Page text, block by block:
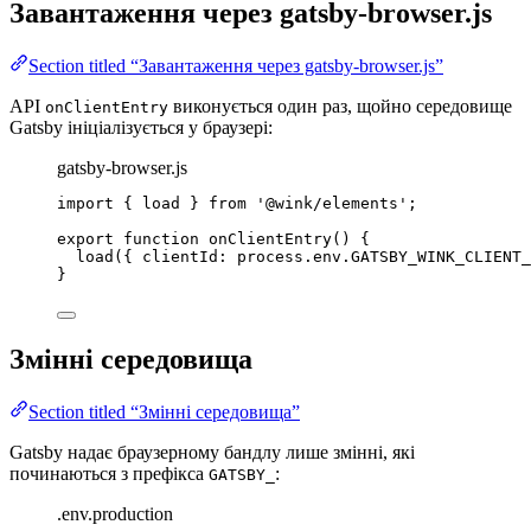
Завантаження через gatsby-browser.js
Section titled “Завантаження через gatsby-browser.js”
API onClientEntry виконується один раз, щойно середовище
Gatsby ініціалізується у браузері:
gatsby-browser.js
import { load } from ' @wink/elements ' ;
export
function onClientEntry()
{
load ({ clientId: process . env .
}
Змінні середовища
Section titled “Змінні середовища”
Gatsby надає браузерному бандлу лише змінні, які
починаються з префікса GATSBY_ :
.env.production